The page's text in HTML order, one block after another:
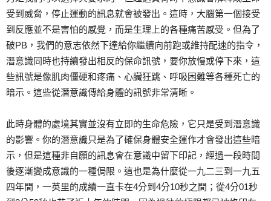
受到威脅，停止運動的訊息就會被發出。這時，大腦第一個接受
到反應並不是害怕的感覺，而是生理上的各種痛苦感受。但為了
破PB，我們的意志依然下達給你繼續向前跑或維持配速的指令，
潛意識同時也持續發出相反的保命訊號，要你放慢或停下來，這
些訊號是像肌肉僵硬和疼痛、心臟狂跳、呼吸困難等各種死亡的
暗示。這些從潛意識傳給身體的訊號非常清晰。
此時身體的處境其實並沒有立即的生命危險，它只是受到潛意識
的影響。你的潛意識只是為了確保身體安全運作才會發出這些暗
示，但是這種非自願的訊息會在意識中留下印記，經過一段時間
後逐漸變成意識的一種侷限。這也是為什麼從一九二三到一九五
四年間，一英里的成績一直卡在4分到4分10秒之間；從4分01秒